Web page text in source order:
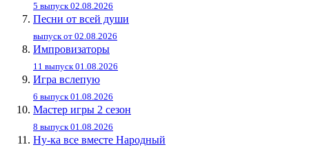
5 выпуск 02.08.2026
Песни от всей души
выпуск от 02.08.2026
Импровизаторы
11 выпуск 01.08.2026
Игра вслепую
6 выпуск 01.08.2026
Мастер игры 2 сезон
8 выпуск 01.08.2026
Ну-ка все вместе Народный